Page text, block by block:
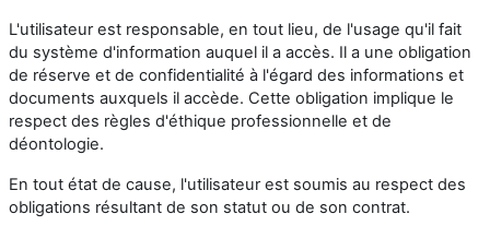
L'utilisateur est responsable, en tout lieu, de l'usage qu'il fait
du système d'information auquel il a accès. Il a une obligation
de réserve et de confidentialité à l'égard des informations et
documents auxquels il accède. Cette obligation implique le
respect des règles d'éthique professionnelle et de
déontologie.
En tout état de cause, l'utilisateur est soumis au respect des
obligations résultant de son statut ou de son contrat.